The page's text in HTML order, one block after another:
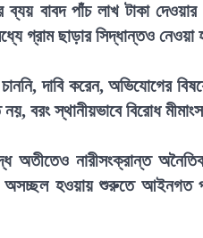
ব্যয় বাবদ পাঁচ লাখ টাকা
গ্রাম ছাড়ার সিদ্ধান্তও নেওয়া
দাবি করেন, অভিযোগের
বরং স্থানীয়ভাবে বিরোধ
অতীতেও নারীসংক্রান্ত
হওয়ায় শুরুতে আইনগত